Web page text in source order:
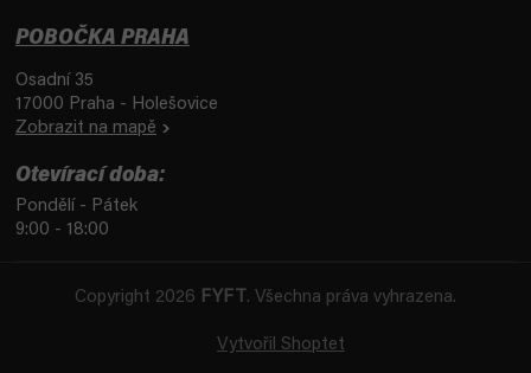
POBOČKA PRAHA
Osadní 35
17000 Praha - Holešovice
Zobrazit na mapě
Otevírací doba:
Pondělí - Pátek
9:00 - 18:00
Vytvořil Shoptet
Copyright 2026 FYFT . Všechna práva vyhrazena.